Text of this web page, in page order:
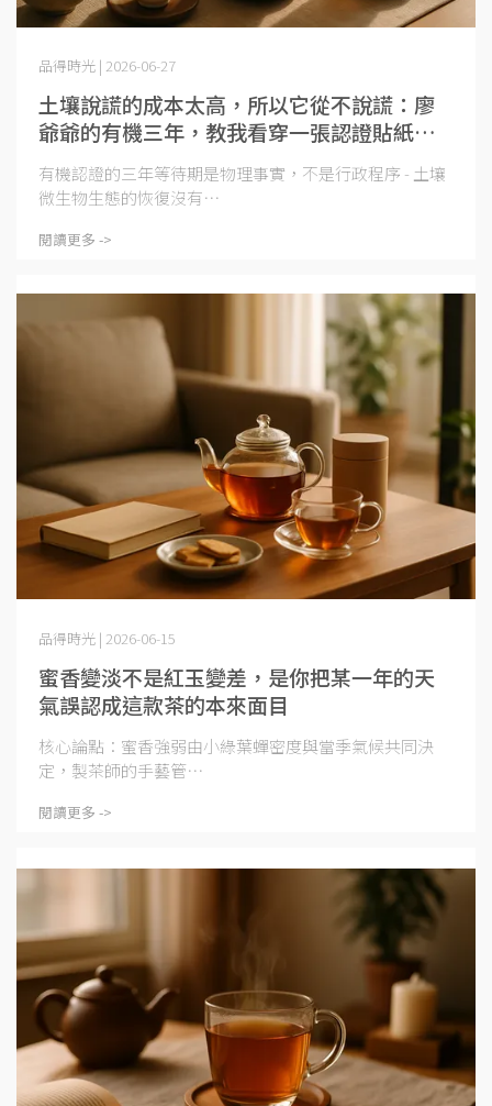
土壤說謊的成本太高，所以它從不說謊：廖
爺爺的有機三年，教我看穿一張認證貼紙背
後的真實代價
品得時光 | 2026-06-27
有機認證的三年等待期是物理事實，不是行政程序 - 土壤
微生物生態的恢復沒有⋯
閱讀更多 ->
蜜香變淡不是紅玉變差，是你把某一年的天
氣誤認成這款茶的本來面目
品得時光 | 2026-06-15
核心論點：蜜香強弱由小綠葉蟬密度與當季氣候共同決
定，製茶師的手藝管⋯
閱讀更多 ->